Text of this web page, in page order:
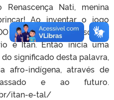
Nati, menina
Ao inventar o jogo
DAS PALAVRAS, descobre
é Itan. Então inicia uma
significado desta palavra,
afro-indígena, através de
e ao futuro.
itan-e-tal/